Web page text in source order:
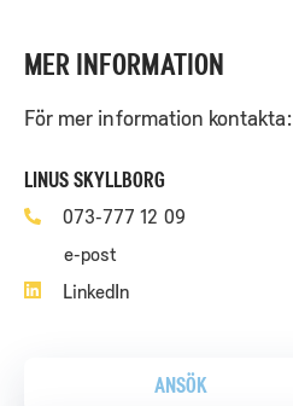
MER INFORMATION
För mer information kontakta:
LINUS SKYLLBORG
073-777 12 09
LinkedIn
ANSÖK